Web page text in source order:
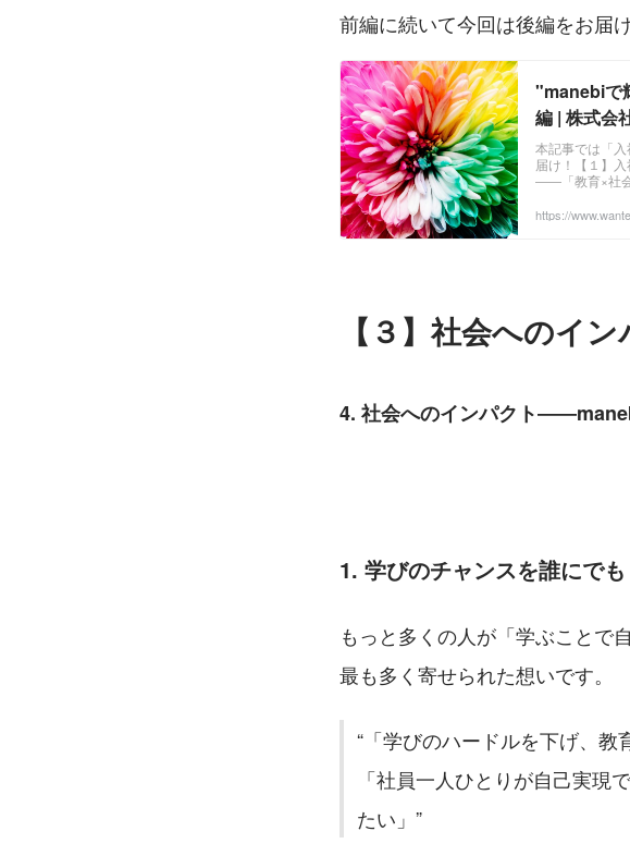
前編に続いて今回は後編をお届
"manebiで
編 | 株式会
本記事では「
届け！【１】
――「教育×社会
https://
【３】社会へのイ
4. 社会へのインパクト
1. 学びのチャンスを誰にでも
もっと多くの人が「学ぶこと
最も多く寄せられた想いです。
「学びのハードルを下げ、教
「社員一人ひとりが自己実現
たい」